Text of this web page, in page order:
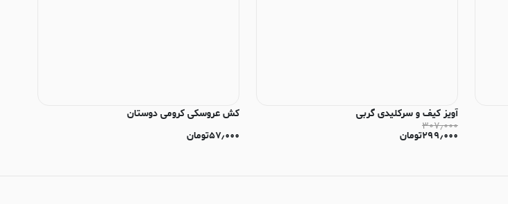
آویز کیف و سرکلیدی گربی
۳۰۷٫۰۰۰
۲۹۹٫۰۰۰تومان
کش عروسکی کرومی دوستان
۵۷٫۰۰۰تومان